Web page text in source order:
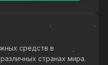
средств в
странах мира.